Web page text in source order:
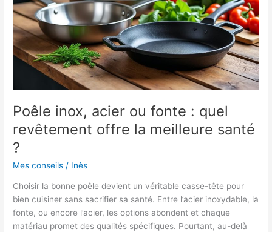
Poêle inox, acier ou fonte : quel
revêtement offre la meilleure santé
?
Mes conseils / Inès
Choisir la bonne poêle devient un véritable casse-tête pour
bien cuisiner sans sacrifier sa santé. Entre l’acier inoxydable, la
fonte, ou encore l’acier, les options abondent et chaque
matériau promet des qualités spécifiques. Pourtant, au-delà